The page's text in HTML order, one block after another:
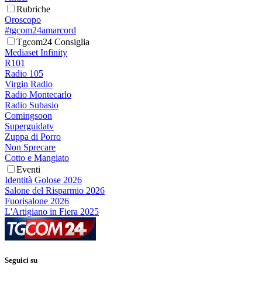
Rubriche
Oroscopo
#tgcom24amarcord
Tgcom24 Consiglia
Mediaset Infinity
R101
Radio 105
Virgin Radio
Radio Montecarlo
Radio Subasio
Comingsoon
Superguidatv
Zuppa di Porro
Non Sprecare
Cotto e Mangiato
Eventi
Identità Golose 2026
Salone del Risparmio 2026
Fuorisalone 2026
L'Artigiano in Fiera 2025
Seguici su